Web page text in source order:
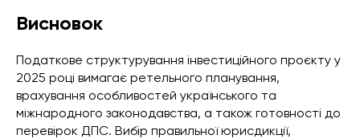
Висновок
Податкове структурування інвестиційного проєкту у
2025 році вимагає ретельного планування,
врахування особливостей українського та
міжнародного законодавства, а також готовності до
перевірок ДПС. Вибір правильної юрисдикції,